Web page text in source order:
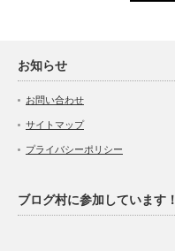
お知らせ
お問い合わせ
サイトマップ
プライバシーポリシー
ブログ村に参加しています！